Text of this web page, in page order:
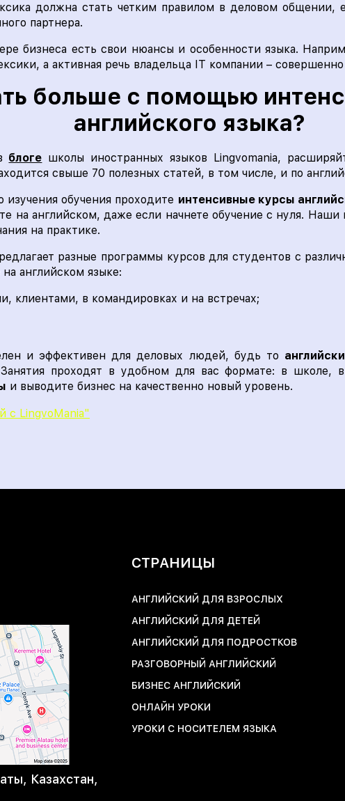
должна стать четким правилом в деловом общении,
партнера.
бизнеса есть свои нюансы и особенности языка.
а активная речь владельца IT компании – совершенно
больше с помощью
английского языка?
блоге школы иностранных языков Lingvomania,
свыше 70 полезных статей, в том числе, и по
обучения проходите интенсивные курсы
на английском, даже если начнете обучение с нуля.
на практике.
разные программы курсов для студентов с
английском языке:
клиентами, в командировках и на встречах;
и эффективен для деловых людей, будь то
проходят в удобном для вас формате: в школе,
и выводите бизнес на качественно новый уровень.
с LingvoMania"
Казахстан,
СТРАНИЦЫ
АНГЛИЙСКИЙ ДЛЯ ВЗРОСЛЫХ
АНГЛИЙСКИЙ ДЛЯ ДЕТЕЙ
АНГЛИЙСКИЙ ДЛЯ ПОДРОСТКОВ
РАЗГОВОРНЫЙ АНГЛИЙСКИЙ
БИЗНЕС АНГЛИЙСКИЙ
ОНЛАЙН УРОКИ
УРОКИ С НОСИТЕЛЕМ ЯЗЫКА